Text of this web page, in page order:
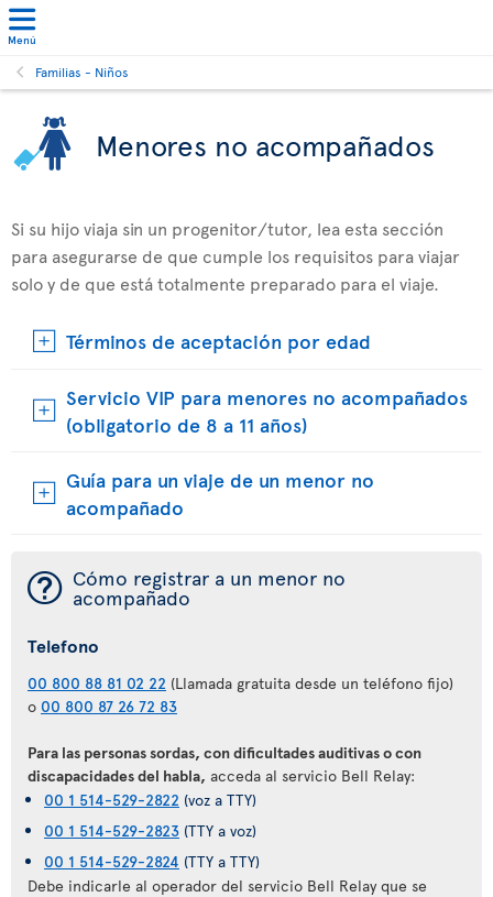
Menú
Familias - Niños
Menores no acompañados
Si su hijo viaja sin un progenitor/tutor, lea esta sección
para asegurarse de que cumple los requisitos para viajar
solo y de que está totalmente preparado para el viaje.
Términos de aceptación por edad
Servicio VIP para menores no acompañados
(obligatorio de 8 a 11 años)
Guía para un viaje de un menor no
acompañado
¯ Cómo registrar a un menor no
acompañado
Telefono
00 800 88 81 02 22 (Llamada gratuita desde un teléfono fijo)
o 00 800 87 26 72 83
Para las personas sordas, con dificultades auditivas o con
discapacidades del habla, acceda al servicio Bell Relay:
00 1 514-529-2822 (voz a TTY)
00 1 514-529-2823 (TTY a voz)
00 1 514-529-2824 (TTY a TTY)
Debe indicarle al operador del servicio Bell Relay que se